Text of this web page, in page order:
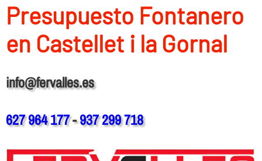
Presupuesto Fontanero
en Castellet i la Gornal
info@fervalles.es
627 964 177-937 299 718